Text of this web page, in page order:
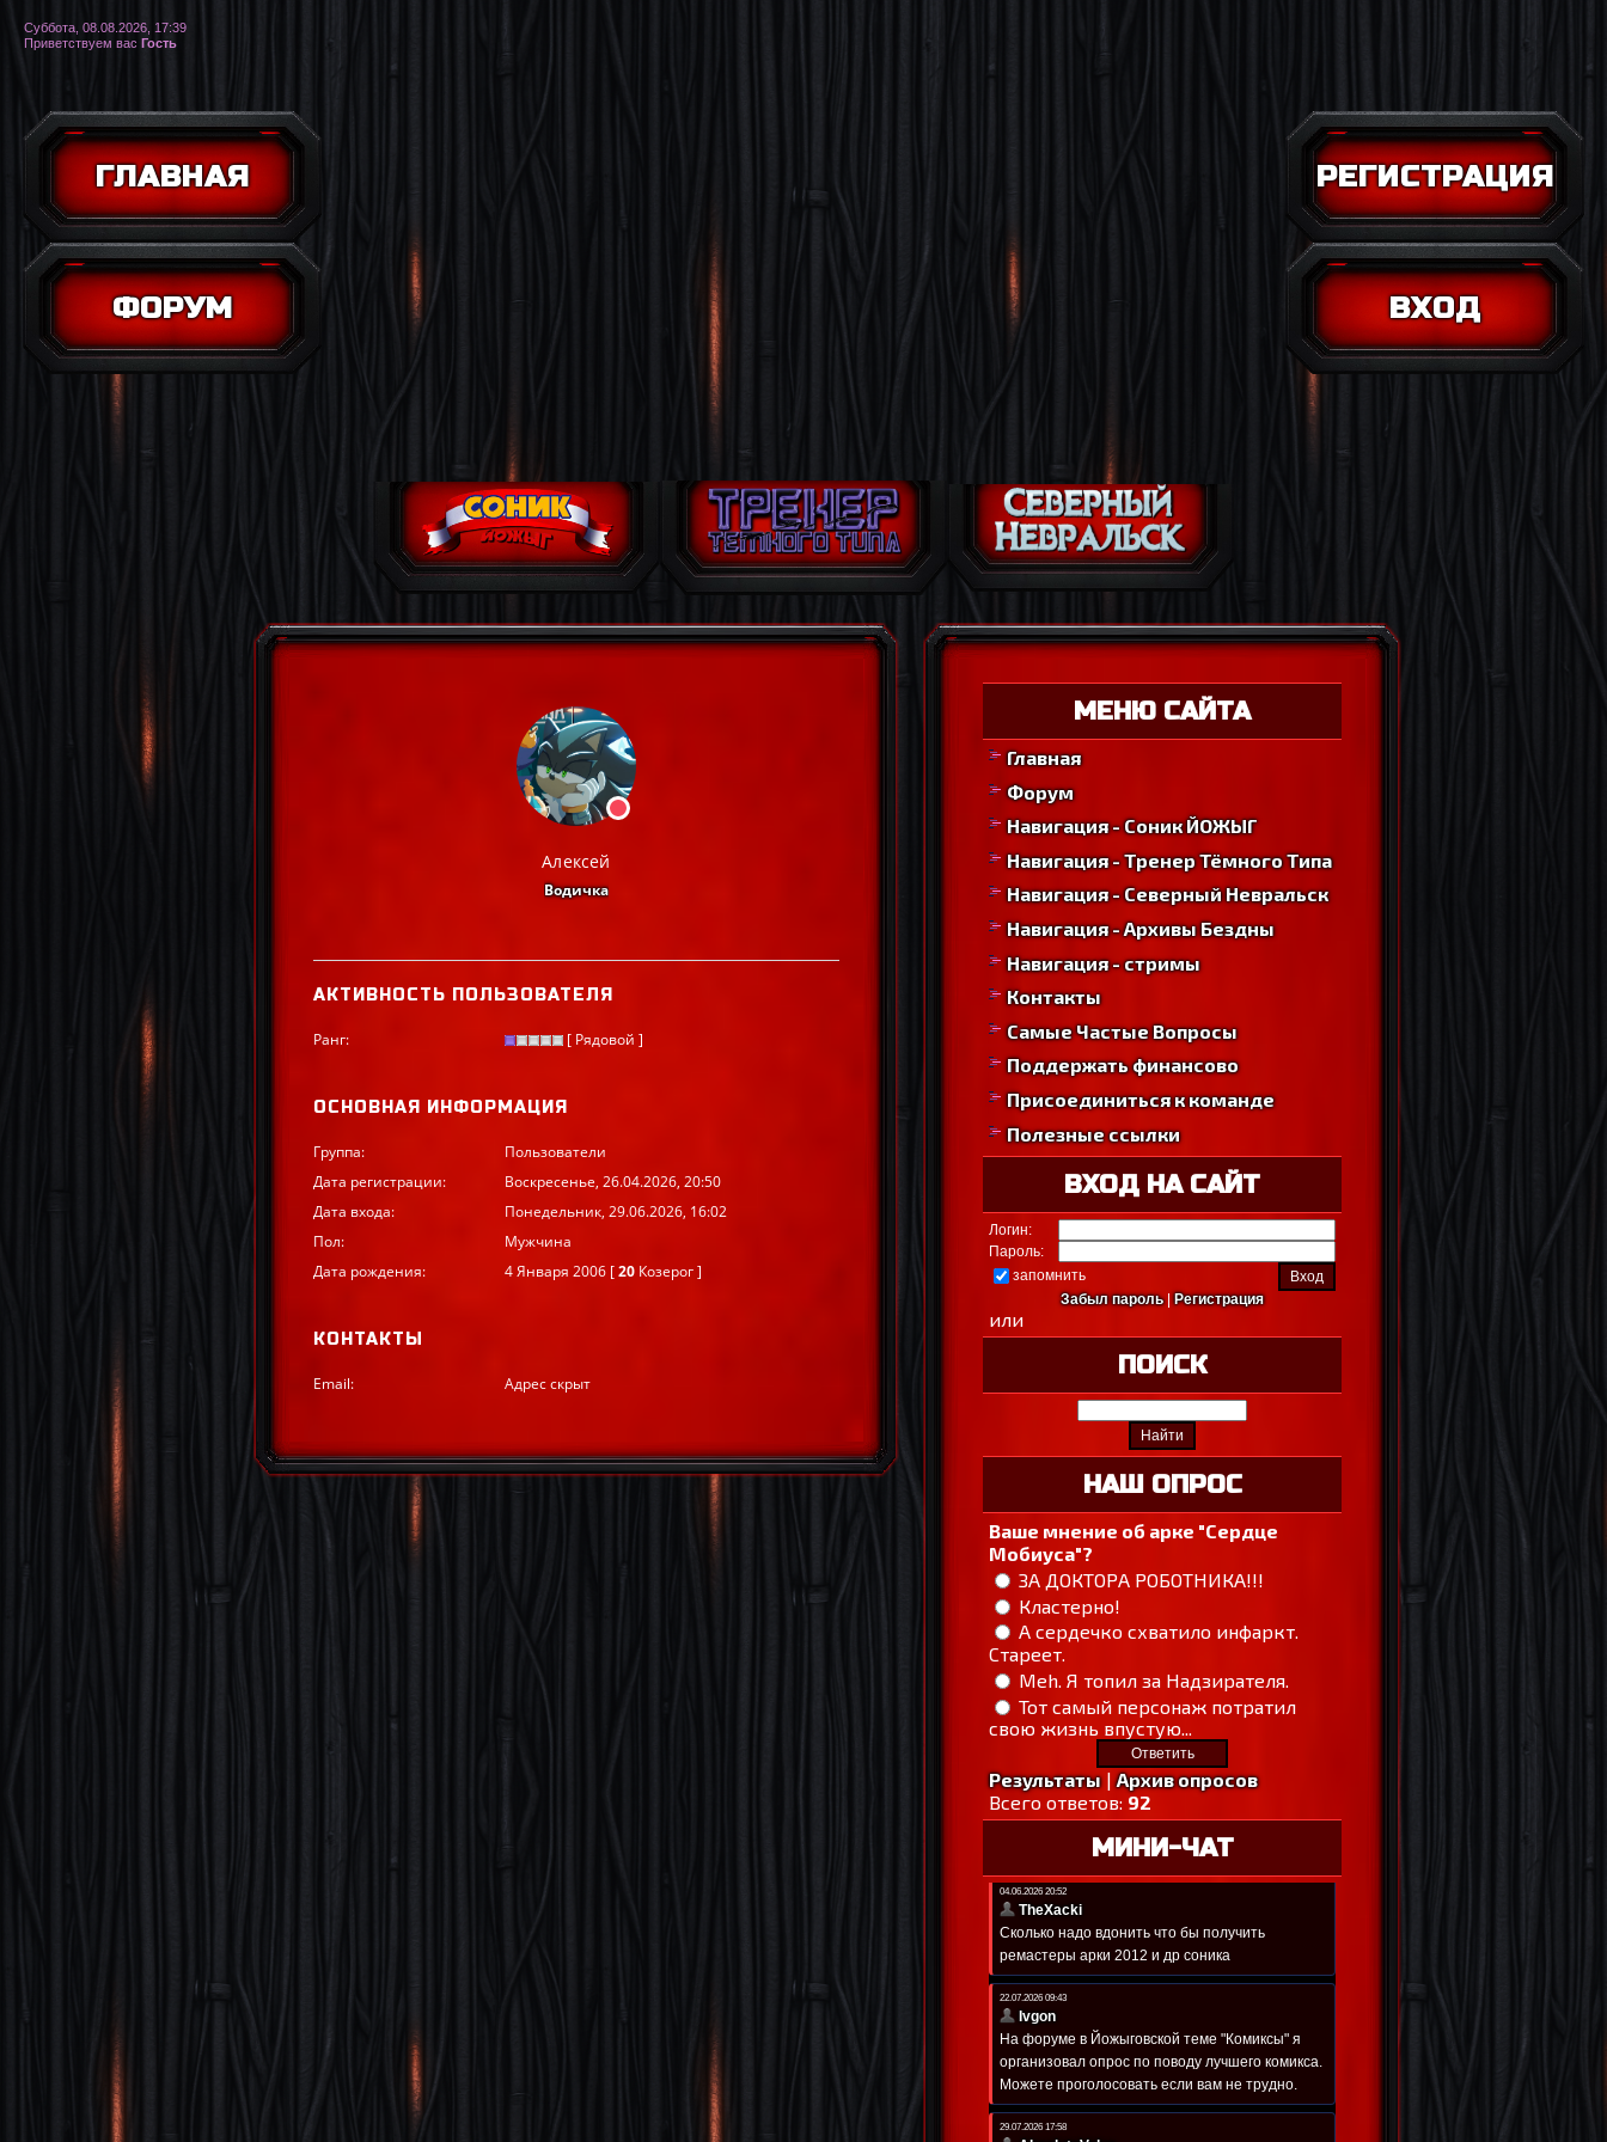
ГЛАВНАЯ
ФОРУМ
РЕГИСТРАЦИЯ
ВХОД
Суббота, 08.08.2026, 17:39
Приветствуем вас Гость
Алексей
Водичка
АКТИВНОСТЬ ПОЛЬЗОВАТЕЛЯ
Ранг: [ Рядовой ]
ОСНОВНАЯ ИНФОРМАЦИЯ
Группа:
Пользователи
Дата регистрации:
Воскресенье, 26.04.2026, 20:50
Дата входа:
Понедельник, 29.06.2026, 16:02
Пол:
Мужчина
Дата рождения:
4 Января 2006 [20 Козерог ]
КОНТАКТЫ
Email: Адрес скрыт
МЕНЮ САЙТА
Главная
Форум
Навигация - Соник ЙОЖЫГ
Навигация - Тренер Тёмного Типа
Навигация - Северный Невральск
Навигация - Архивы Бездны
Навигация - стримы
Контакты
Самые Частые Вопросы
Поддержать финансово
Присоединиться к команде
Полезные ссылки
ВХОД НА САЙТ
Логин:
Пароль:
запомнить
Забыл пароль|Регистрация
или
ПОИСК
НАШ ОПРОС
Ваше мнение об арке "Сердце
Мобиуса"?
ЗА ДОКТОРА РОБОТНИКА!!!
Кластерно!
А сердечко схватило инфаркт.
Стареет.
Meh. Я топил за Надзирателя.
Тот самый персонаж потратил
свою жизнь впустую...
Результаты|Архив опросов
Всего ответов: 92
МИНИ-ЧАТ